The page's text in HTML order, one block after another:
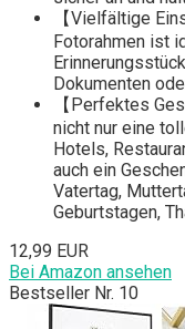
【Vielfältige
Fotorahmen ist
Dokumenten
【Perfektes
nicht nur eine
Hotels,
auch ein
Vatertag,
Geburtstagen,
12,99 EUR
Bei Amazon ansehen
Bestseller Nr. 10